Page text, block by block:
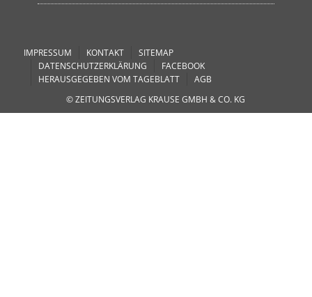
IMPRESSUM KONTAKT
SITEMAP
DATENSCHUTZERKLÄRUNG
FACEBOOK
HERAUSGEGEBEN VOM TAGEBLATT
AGB
© ZEITUNGSVERLAG KRAUSE GMBH & CO. KG